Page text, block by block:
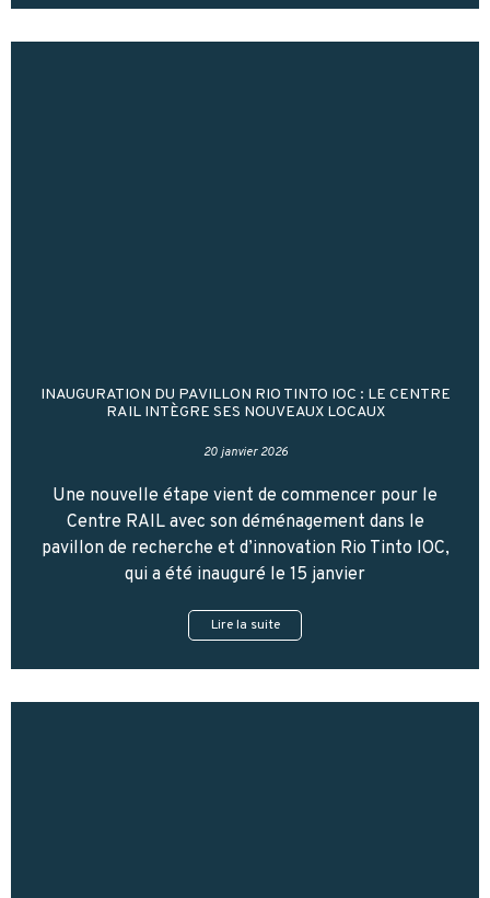
INAUGURATION DU PAVILLON RIO TINTO IOC : LE CENTRE
RAIL INTÈGRE SES NOUVEAUX LOCAUX
20 janvier 2026
Une nouvelle étape vient de commencer pour le
Centre RAIL avec son déménagement dans le
pavillon de recherche et d’innovation Rio Tinto IOC,
qui a été inauguré le 15 janvier
Lire la suite